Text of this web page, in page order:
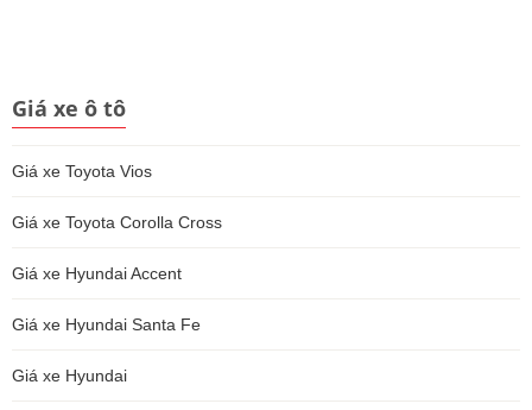
Giá xe ô tô
Giá xe Toyota Vios
Giá xe Toyota Corolla Cross
Giá xe Hyundai Accent
Giá xe Hyundai Santa Fe
Giá xe Hyundai